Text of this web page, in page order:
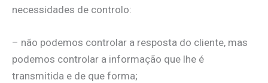
necessidades de controlo:
– não podemos controlar a resposta do cliente, mas
podemos controlar a informação que lhe é
transmitida e de que forma;